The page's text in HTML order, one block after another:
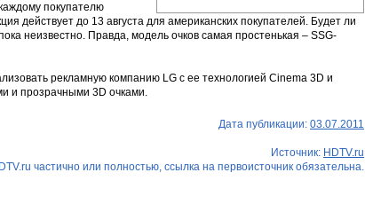
покупателю
действует до 13 августа для американских покупателей. Будет ли
неизвестно. Правда, модель очков самая простенькая – SSG-
рекламную компанию LG с ее технологией Cinema 3D и
и прозрачными 3D очками.
Дата публикации: 03.07.2011
Источник: HDTV.ru
частично или полностью, ссылка на первоисточник обязательна.